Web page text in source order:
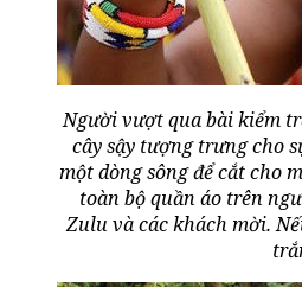
Người vượt qua bài kiểm
cây sậy tượng trưng cho
một dòng sông để cắt cho
toàn bộ quần áo trên
Zulu và các khách mời.